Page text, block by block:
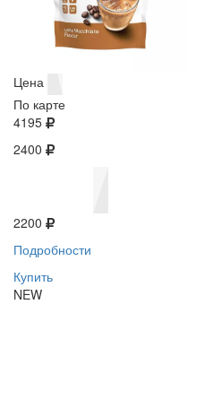
Цена
По карте
4195
2400
2200
Подробности
Купить
NEW